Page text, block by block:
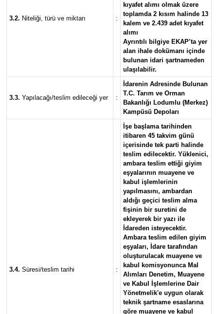
3.2. Niteliği, türü ve miktarı :
kıyafet alımı olmak üzere
toplamda 2 kısım halinde 13
kalem ve 2.439 adet kıyafet
alımı
Ayrıntılı bilgiye EKAP’ta yer
alan ihale dokümanı içinde
bulunan idari şartnameden
ulaşılabilir.
3.3. Yapılacağı/teslim edileceği yer :
İdarenin Adresinde Bulunan
T.C. Tarım ve Orman
Bakanlığı Lodumlu (Merkez)
Kampüsü Depoları
3.4. Süresi/teslim tarihi :
İşe başlama tarihinden
itibaren 45 takvim günü
içerisinde tek parti halinde
teslim edilecektir. Yüklenici,
ambara teslim ettiği giyim
eşyalarının muayene ve
kabul işlemlerinin
yapılmasını, ambardan
aldığı geçici teslim alma
fişinin bir suretini de
ekleyerek bir yazı ile
İdareden isteyecektir.
Ambara teslim edilen giyim
eşyaları, İdare tarafından
oluşturulacak muayene ve
kabul komisyonunca Mal
Alımları Denetim, Muayene
ve Kabul İşlemlerine Dair
Yönetmelik'e uygun olarak
teknik şartname esaslarına
göre muayene ve kabul